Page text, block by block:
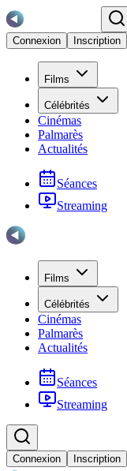
Connexion
Inscription
Films
Célébrités
Cinémas
Palmarès
Actualités
Séances
Streaming
Films
Célébrités
Cinémas
Palmarès
Actualités
Séances
Streaming
Connexion Inscription